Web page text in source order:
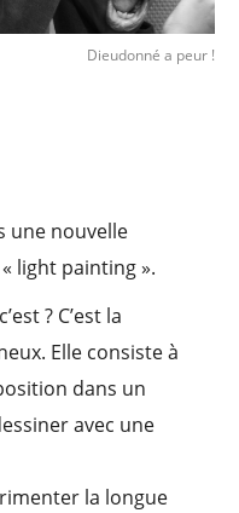
Dieudonné a peur !
une nouvelle
light painting ».
? C’est la
Elle consiste à
dans un
avec une
la longue